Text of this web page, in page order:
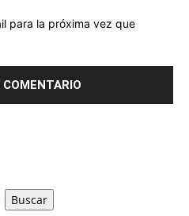
para la próxima vez que
Buscar